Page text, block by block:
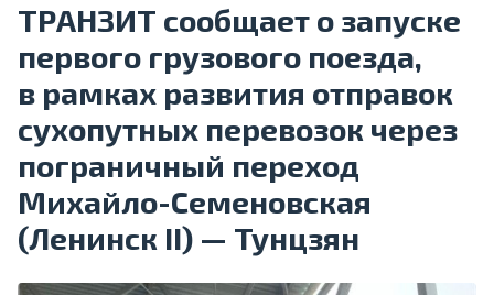
ТРАНЗИТ сообщает о запуске
первого грузового поезда,
в рамках развития отправок
сухопутных перевозок через
пограничный переход
Михайло-Семеновская
(Ленинск II) — Тунцзян